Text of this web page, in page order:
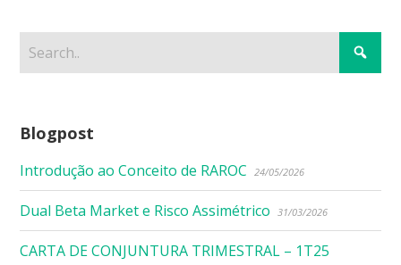
Blogpost
Introdução ao Conceito de RAROC 24/05/2026
Dual Beta Market e Risco Assimétrico 31/03/2026
CARTA DE CONJUNTURA TRIMESTRAL – 1T25